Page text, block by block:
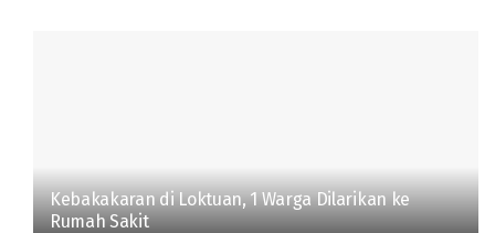
Kebakakaran di Loktuan, 1 Warga Dilarikan ke
Rumah Sakit